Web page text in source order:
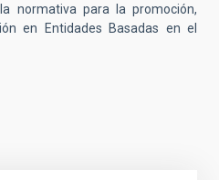
normativa para la promoción,
en Entidades Basadas en el